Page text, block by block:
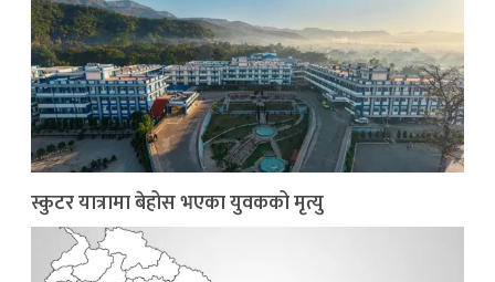
स्कुटर यात्रामा बेहोस भएका युवकको मृत्यु